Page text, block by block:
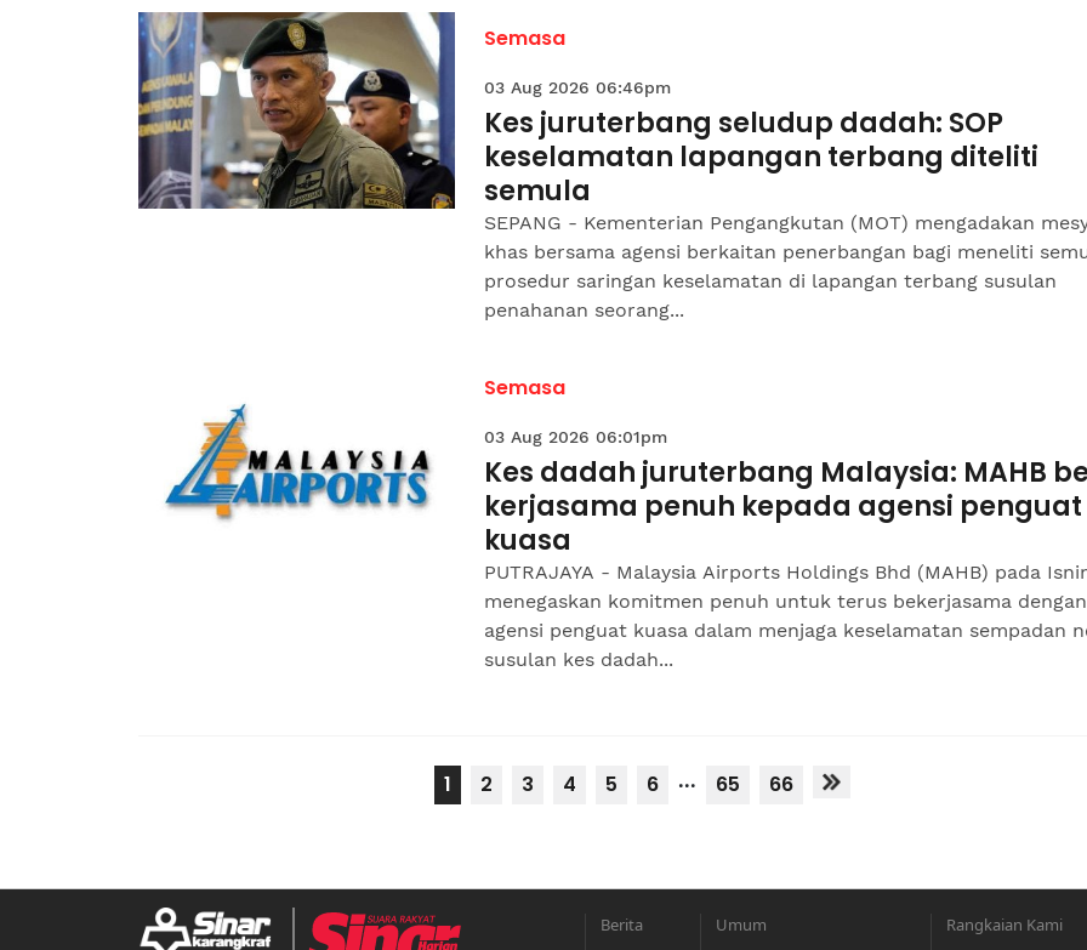
Semasa
03 Aug 2026 06:46pm
Kes juruterbang seludup dadah: SOP
keselamatan lapangan terbang diteliti
semula
SEPANG - Kementerian Pengangkutan (MOT) mengadakan
khas bersama agensi berkaitan penerbangan bagi meneliti
prosedur saringan keselamatan di lapangan terbang susulan
penahanan seorang...
Semasa
03 Aug 2026 06:01pm
Kes dadah juruterbang Malaysia: MAHB
kerjasama penuh kepada agensi penguat
kuasa
PUTRAJAYA - Malaysia Airports Holdings Bhd (MAHB) pada
menegaskan komitmen penuh untuk terus bekerjasama dengan
agensi penguat kuasa dalam menjaga keselamatan sempadan
susulan kes dadah...
1 2 3 4 5 6 ... 65 66
Berita Umum Rangkaian Kami